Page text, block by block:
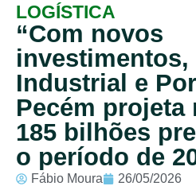
LOGÍSTICA
“Com novos
Industrial e
Pecém projeta
185 bilhões
o período de
Fábio Moura 26/05/2026